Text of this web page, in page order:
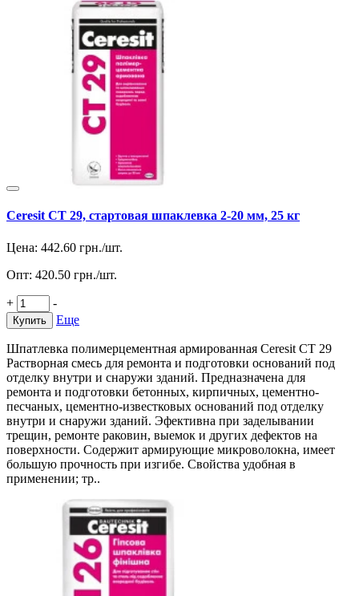
Ceresit CT 29, стартовая шпаклевка 2-20 мм, 25 кг
Цена: 442.60 грн./шт.
Опт: 420.50 грн./шт.
+ -
Купить Еще
Шпатлевка полимерцементная армированная Ceresit CT 29
Растворная смесь для ремонта и подготовки оснований под
отделку внутри и снаружи зданий. Предназначена для
ремонта и подготовки бетонных, кирпичных, цементно-
песчаных, цементно-известковых оснований под отделку
внутри и снаружи зданий. Эфективна при заделывании
трещин, ремонте раковин, выемок и других дефектов на
поверхности. Содержит армирующие микроволокна, имеет
большую прочность при изгибе. Свойства удобная в
применении; тр..